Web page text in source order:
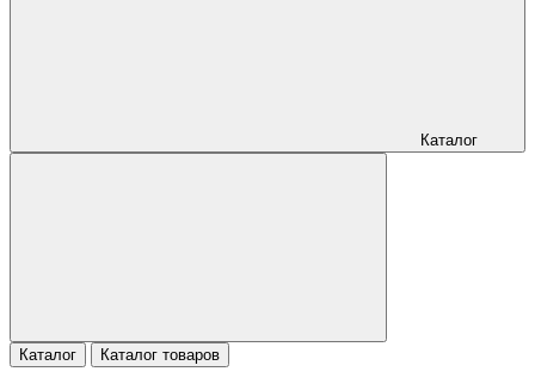
Каталог
Каталог Каталог товаров